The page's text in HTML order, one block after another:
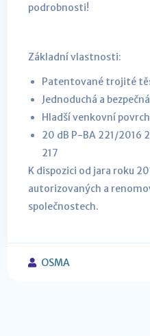
podrobnosti!
Základní vlastnosti:
Patentované trojité
Jednoduchá a
Hladší venkovní
20 dB P-BA 221/2016
217
K dispozici od jara roku
autorizovaných a
společnostech.
OSMA